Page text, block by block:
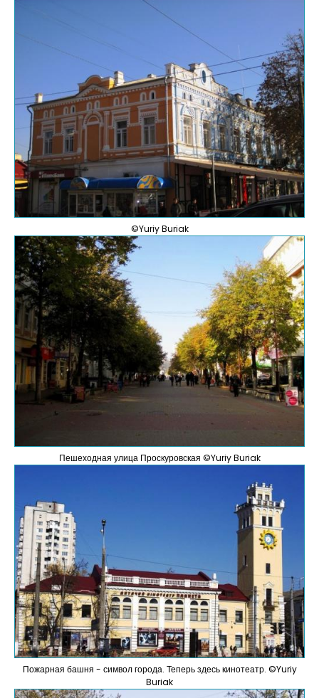
©Yuriy Buriak
Пешеходная улица Проскуровская ©Yuriy Buriak
Пожарная башня - символ города. Теперь здесь кинотеатр. ©Yuriy
Buriak